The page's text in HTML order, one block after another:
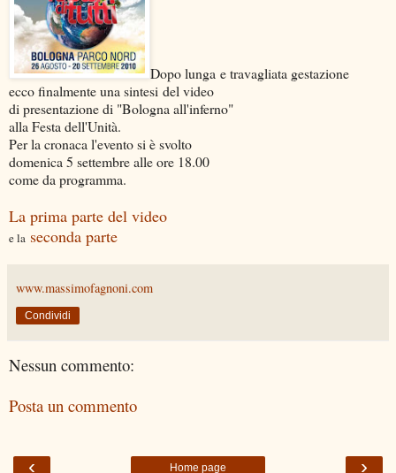
Dopo lunga e travagliata gestazione
ecco finalmente una sintesi del video
di presentazione di "Bologna all'inferno"
alla Festa dell'Unità.
Per la cronaca l'evento si è svolto
domenica 5 settembre alle ore 18.00
come da programma.
La prima parte del video
e la seconda parte
www.massimofagnoni.com
Condividi
Nessun commento:
Posta un commento
‹ ›
Home page